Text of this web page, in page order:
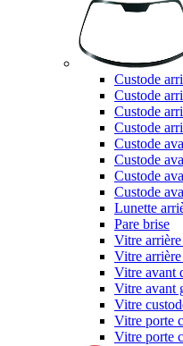
Custode
Custode
Custode
Custode
Custode
Custode
Custode
Custode
Lunette
Pare brise
Vitre
Vitre
Vitre avant
Vitre avant
Vitre
Vitre porte
Vitre porte